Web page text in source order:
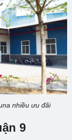
nhiều ưu đãi
9